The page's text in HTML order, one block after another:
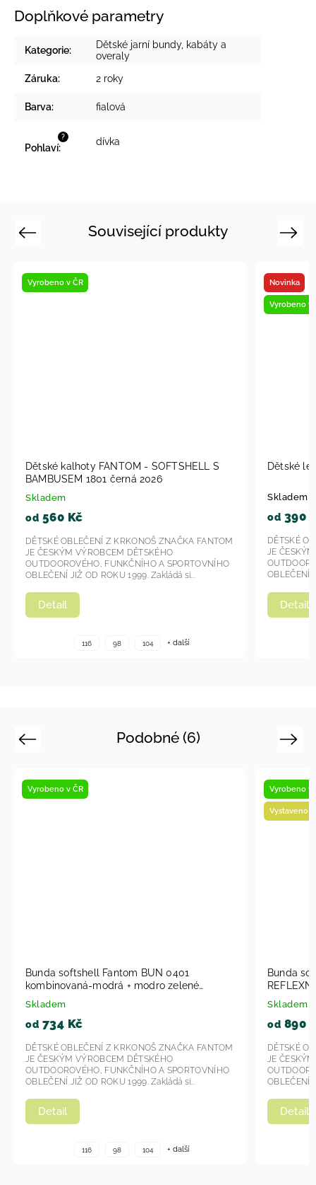
Doplňkové parametry
Kategorie:
Dětské jarní bundy, kabáty a
overaly
Záruka: 2 roky
Barva: fialová
?
Pohlaví:
dívka
Související produkty
Previous
Novinka
Dětské legíny Fantom KAL 2701 černá 2023
Skladem u dodavatele
od390 Kč
Detail
DĚTSKÉ OBLEČENÍ Z KRKONOŠ ZNAČKA FANTOM
JE ČESKÝM VÝROBCEM DĚTSKÉHO
OUTDOOROVÉHO, FUNKČNÍHO A SPORTOVNÍHO
OBLEČENÍ JIŽ OD ROKU 1999. Zakládá si...
+ další
od
JE
Next
Podobné (6)
Previous
FANTOM
Vyrobeno v ČR
Bunda softshell Fantom ČERNÁ S
REFLEXNÍM POTISKEM MASKÁČ A
od
DĚTSKÉ OBLEČENÍ Z KRKONOŠ ZNAČKA FANTOM
JE ČESKÝM VÝROBCEM DĚTSKÉHO
OUTDOOROVÉHO, FUNKČNÍHO A SPORTOVNÍHO
OBLEČENÍ JIŽ OD ROKU 1999. Zakládá si...
98
Next